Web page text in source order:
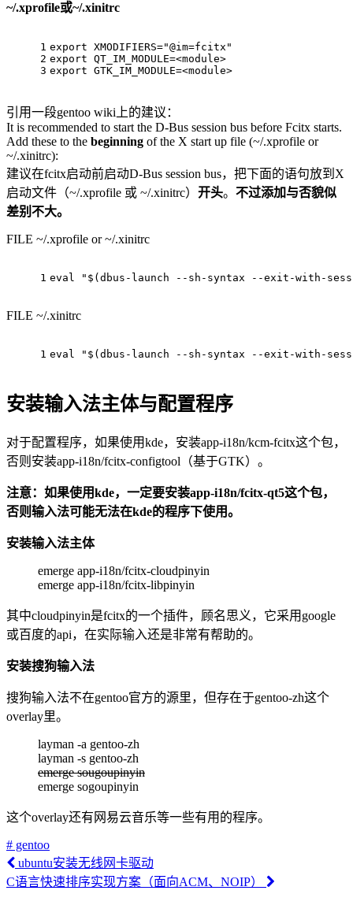
~/.xprofile或~/.xinitrc
1
2
3
export XMODIFIERS="@im=fcitx"
export QT_IM_MODULE=<module>
export GTK_IM_MODULE=<module>
引用一段gentoo wiki上的建议：
It is recommended to start the D-Bus session bus before Fcitx starts.
Add these to the beginning of the X start up file (~/.xprofile or
~/.xinitrc):
建议在fcitx启动前启动D-Bus session bus，把下面的语句放到X
启动文件（~/.xprofile 或 ~/.xinitrc） 开头。 不过添加与否貌似
差别不大。
FILE ~/.xprofile or ~/.xinitrc
1 eval "$(dbus-launch --sh-syntax --exit-with-
FILE ~/.xinitrc
1 eval "$(dbus-launch --sh-syntax --exit-with-
安装输入法主体与配置程序
对于配置程序，如果使用kde，安装app-i18n/kcm-fcitx这个包，
否则安装app-i18n/fcitx-configtool（基于GTK）。
注意：如果使用kde，一定要安装app-i18n/fcitx-qt5这个包，
否则输入法可能无法在kde的程序下使用。
安装输入法主体
emerge app-i18n/fcitx-cloudpinyin
emerge app-i18n/fcitx-libpinyin
其中cloudpinyin是fcitx的一个插件，顾名思义，它采用google
或百度的api，在实际输入还是非常有帮助的。
安装搜狗输入法
搜狗输入法不在gentoo官方的源里，但存在于gentoo-zh这个
overlay里。
layman -a gentoo-zh
layman -s gentoo-zh
emerge sougoupinyin
emerge sogoupinyin
这个overlay还有网易云音乐等一些有用的程序。
# gentoo
ubuntu安装无线网卡驱动
C语言快速排序实现方案（面向ACM、NOIP）